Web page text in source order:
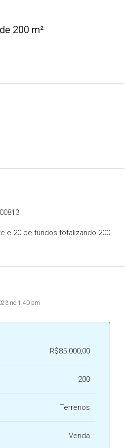
200 m²
e 20 de fundos totalizando 200
no 1:40 pm
R$85.000,00
200
Terrenos
Venda